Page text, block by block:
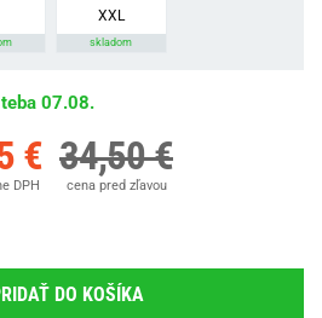
XXL
skladom
07.08.
€
DPH
34,50 €
cena pred zľavou
DO KOŠÍKA